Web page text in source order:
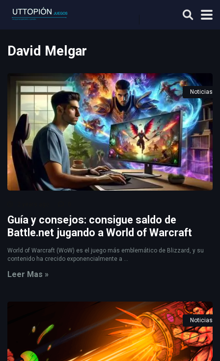
David Melgar
Noticias
Guía y consejos: consigue saldo de
Battle.net jugando a World of Warcraft
World of Warcraft (WoW) es el juego más emblemático de Blizzard, y su
contenido ha crecido exponencialmente a ...
Leer Mas »
Noticias